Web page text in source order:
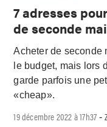
7 adresses
de seconde
Acheter de seconde
le budget, mais lors
garde parfois une
«cheap».
19 décembre 2022 à 17h37 -